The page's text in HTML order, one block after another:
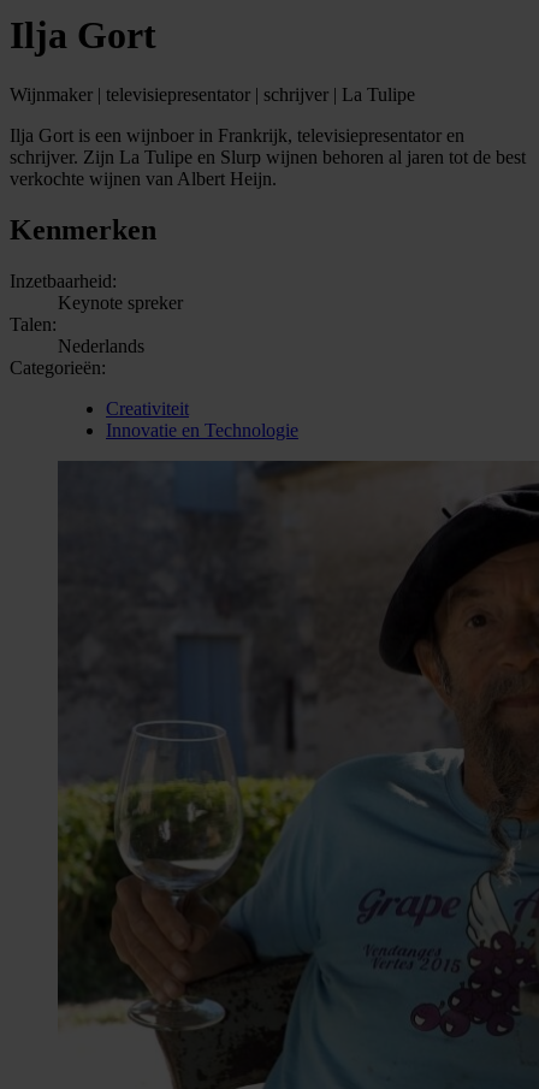
Ilja Gort
Wijnmaker | televisiepresentator | schrijver | La Tulipe
Ilja Gort is een wijnboer in Frankrijk, televisiepresentator en
schrijver. Zijn La Tulipe en Slurp wijnen behoren al jaren tot de best
verkochte wijnen van Albert Heijn.
Kenmerken
Inzetbaarheid:
Keynote spreker
Talen:
Nederlands
Categorieën:
Creativiteit
Innovatie en Technologie